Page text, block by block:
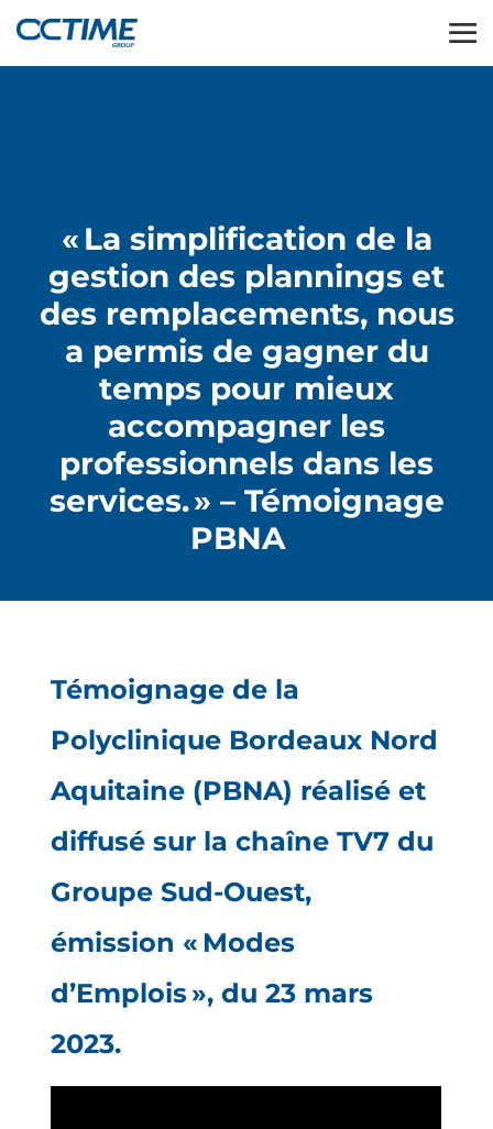
« La simplification de la
gestion des plannings et
des remplacements, nous
a permis de gagner du
temps pour mieux
accompagner les
professionnels dans les
services. » – Témoignage
PBNA
Témoignage de la
Polyclinique Bordeaux Nord
Aquitaine (PBNA) réalisé et
diffusé sur la chaîne TV7 du
Groupe Sud-Ouest,
émission « Modes
d’Emplois », du 23 mars
2023.